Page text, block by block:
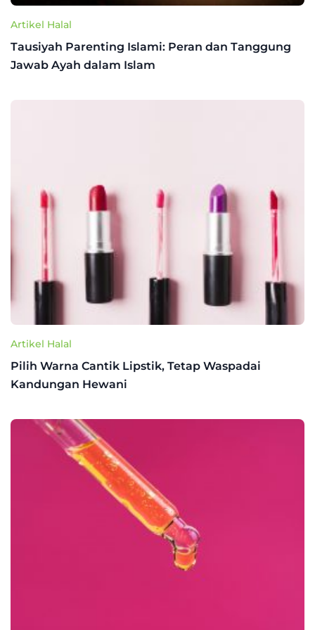
Artikel Halal
Tausiyah Parenting Islami: Peran dan Tanggung
Jawab Ayah dalam Islam
Artikel Halal
Pilih Warna Cantik Lipstik, Tetap Waspadai
Kandungan Hewani